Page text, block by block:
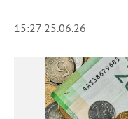
15:27 25.06.26